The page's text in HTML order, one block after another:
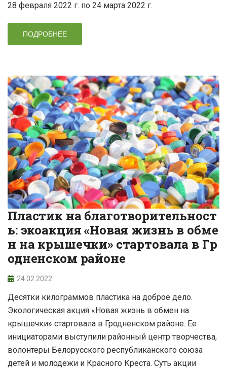
28 февраля 2022 г. по 24 марта 2022 г.
ПОДРОБНЕЕ
Пластик на благотворительност
ь: экоакция «Новая жизнь в обме
н на крышечки» стартовала в Гр
одненском районе
24.02.2022
Десятки килограммов пластика на доброе дело.
Экологическая акция «Новая жизнь в обмен на
крышечки» стартовала в Гродненском районе. Ее
инициаторами выступили районный центр творчества,
волонтеры Белорусского республиканского союза
детей и молодежи и Красного Креста. Суть акции